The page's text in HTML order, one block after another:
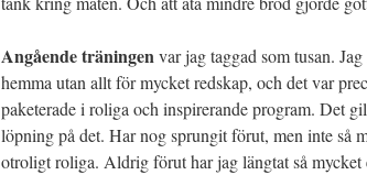
Angående träningenvar jag taggad som tusan.
hemma utan allt för mycket redskap, och det var
paketerade i roliga och inspirerande program. Det
löpning på det. Har nog sprungit förut, men inte så
otroligt roliga. Aldrig förut har jag längtat så mycket